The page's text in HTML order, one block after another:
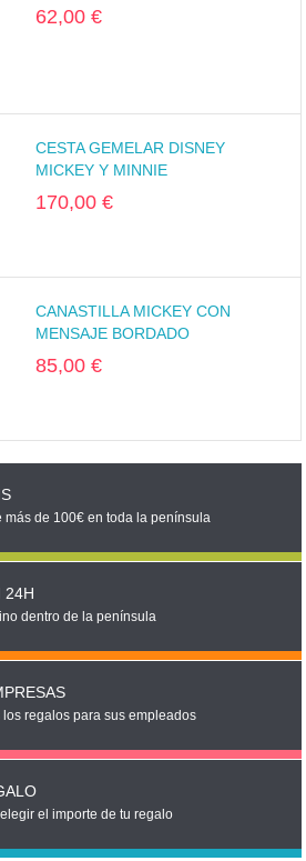
62,00 €
CESTA GEMELAR DISNEY
MICKEY Y MINNIE
170,00 €
CANASTILLA MICKEY CON
MENSAJE BORDADO
85,00 €
más de 100€ en toda la península
24H
dentro de la península
los regalos para sus empleados
el importe de tu regalo